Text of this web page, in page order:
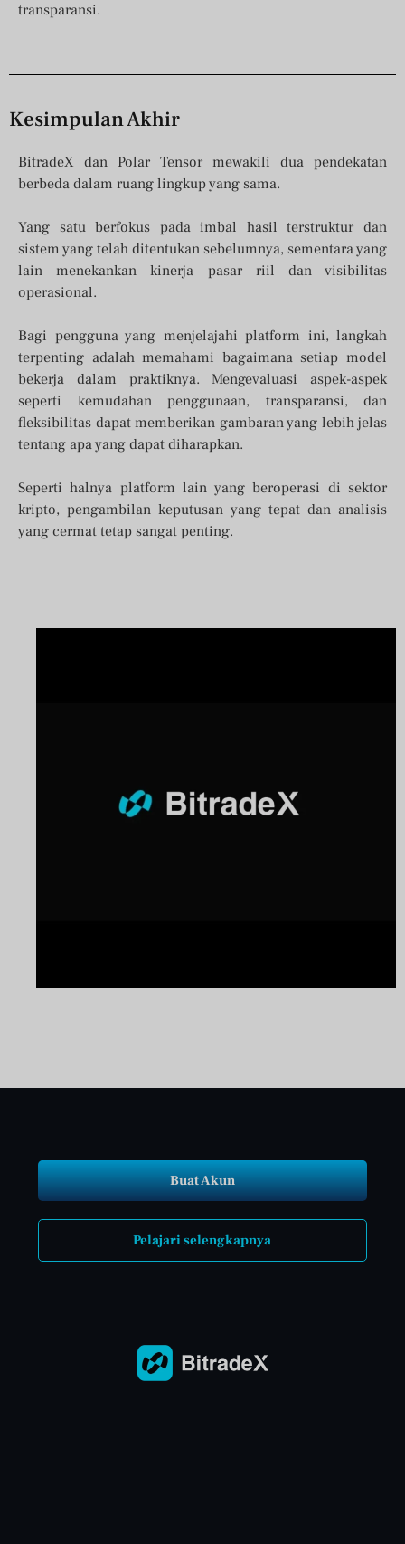
transparansi.
Kesimpulan Akhir
BitradeX dan Polar Tensor mewakili dua pendekatan
berbeda dalam ruang lingkup yang sama.
Yang satu berfokus pada imbal hasil terstruktur dan
sistem yang telah ditentukan sebelumnya, sementara yang
lain menekankan kinerja pasar riil dan visibilitas
operasional.
Bagi pengguna yang menjelajahi platform ini, langkah
terpenting adalah memahami bagaimana setiap model
bekerja dalam praktiknya. Mengevaluasi aspek-aspek
seperti kemudahan penggunaan, transparansi, dan
fleksibilitas dapat memberikan gambaran yang lebih jelas
tentang apa yang dapat diharapkan.
Seperti halnya platform lain yang beroperasi di sektor
kripto, pengambilan keputusan yang tepat dan analisis
yang cermat tetap sangat penting.
Buat Akun
Pelajari selengkapnya